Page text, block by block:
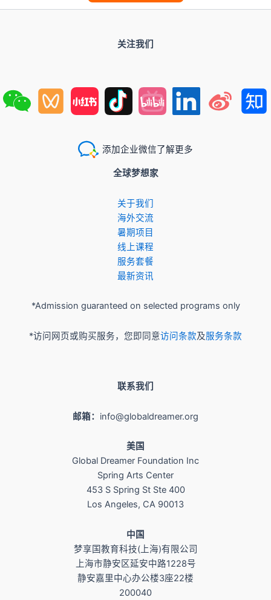
关注我们
添加企业微信了解更多
全球梦想家
关于我们
​海外交流
暑期项目
​线上课程
服务套餐
最新资讯
*Admission guaranteed on selected programs only
*访问网页或购买服务，您即同意访问条款及服务条款
联系我们
邮箱： info@globaldreamer.org
美国
Global Dreamer Foundation Inc
Spring Arts Center
453 S Spring St Ste 400
Los Angeles, CA 90013
​中国
梦享国教育科技(上海)有限公司
上海市静安区延安中路1228号
静安嘉里中心办公楼3座22楼
200040